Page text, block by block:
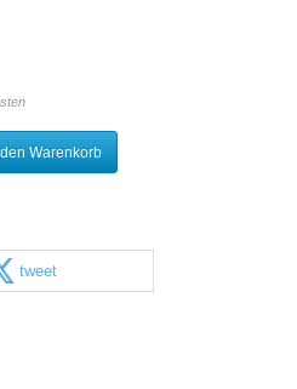
Warenkorb
tweet